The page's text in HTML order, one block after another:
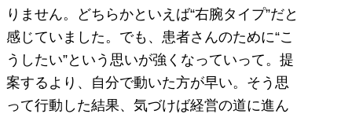
りません。どちらかといえば“右腕タイプ”だと
感じていました。でも、患者さんのために“こ
うしたい”という思いが強くなっていって。提
案するより、自分で動いた方が早い。そう思
って行動した結果、気づけば経営の道に進ん